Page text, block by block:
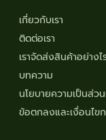
เกี่ยวกับเรา
ติดต่อเรา
เราจัดส่งสินค้าอย่างไ
บทความ
นโยบายความเป็นส่ว
ข้อตกลงและเงื่อนไขก